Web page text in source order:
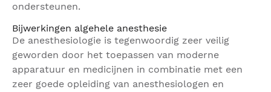
ondersteunen.
Bijwerkingen algehele anesthesie
De anesthesiologie is tegenwoordig zeer veilig
geworden door het toepassen van moderne
apparatuur en medicijnen in combinatie met een
zeer goede opleiding van anesthesiologen en